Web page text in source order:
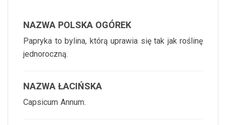
NAZWA POLSKA OGÓREK
Papryka to bylina, którą uprawia się tak jak roślinę
jednoroczną.
NAZWA ŁACIŃSKA
Capsicum Annum.